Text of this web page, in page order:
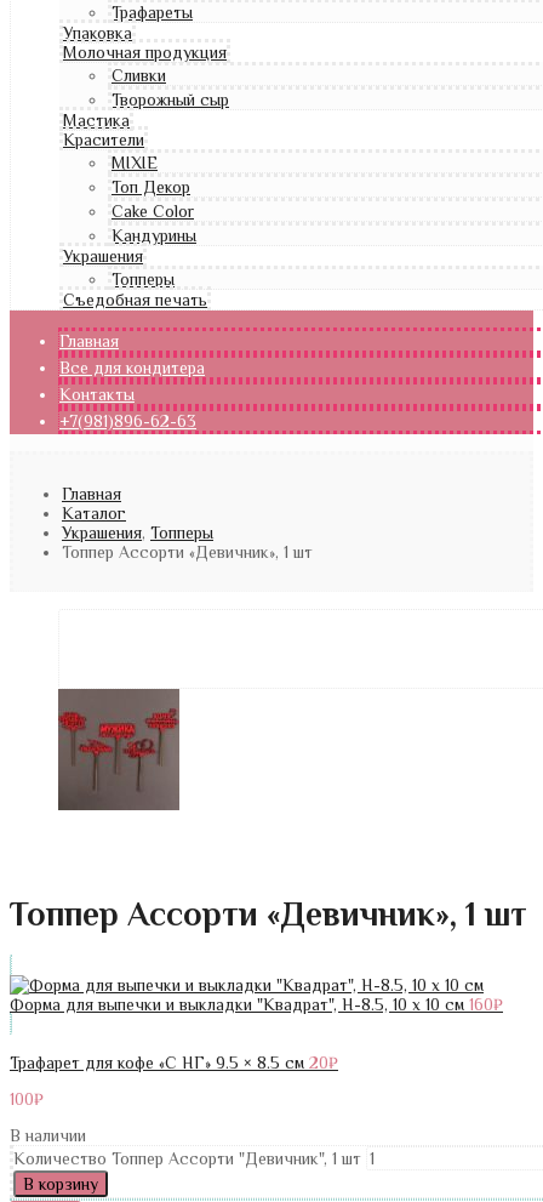
Трафареты
Упаковка
Молочная продукция
Сливки
Творожный сыр
Мастика
Красители
MIXIE
Топ Декор
Cake Color
Кандурины
Украшения
Топперы
Съедобная печать
Главная
Все для кондитера
Контакты
+7(981)896-62-63
Главная
Каталог
Украшения, Топперы
Топпер Ассорти «Девичник», 1 шт
Топпер Ассорти «Девичник», 1 шт
Форма для выпечки и выкладки "Квадрат", H-8.5, 10 х 10 см 160₽
Трафарет для кофе «С НГ» 9.5 × 8.5 см 20₽
100₽
В наличии
Количество Топпер Ассорти "Девичник", 1 шт
В корзину